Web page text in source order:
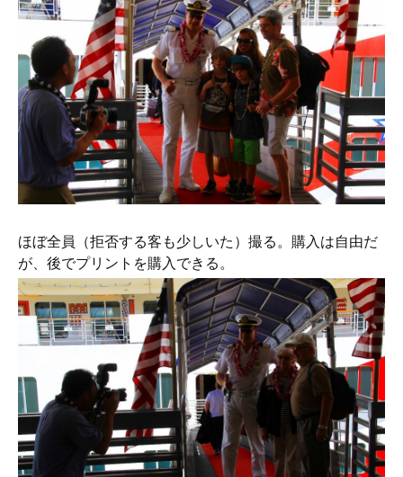
ほぼ全員（拒否する客も少しいた）撮る。購入は自由だ
が、後でプリントを購入できる。